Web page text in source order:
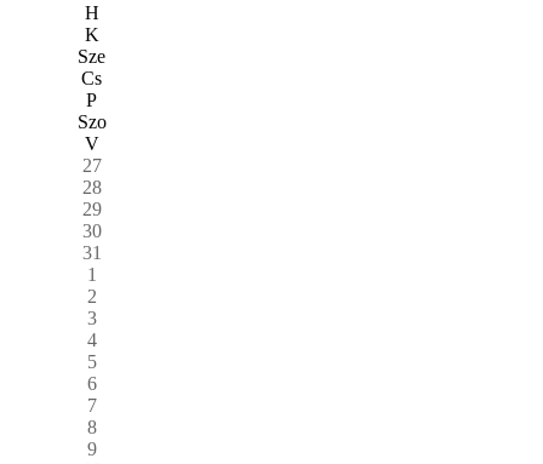
H
K
Sze
Cs
P
Szo
V
27
28
29
30
31
1
2
3
4
5
6
7
8
9